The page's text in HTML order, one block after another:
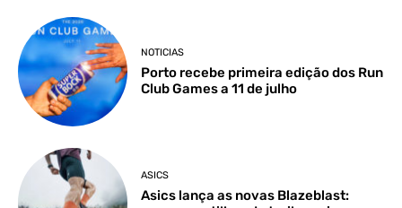
NOTICIAS
Porto recebe primeira edição dos Run
Club Games a 11 de julho
ASICS
Asics lança as novas Blazeblast: